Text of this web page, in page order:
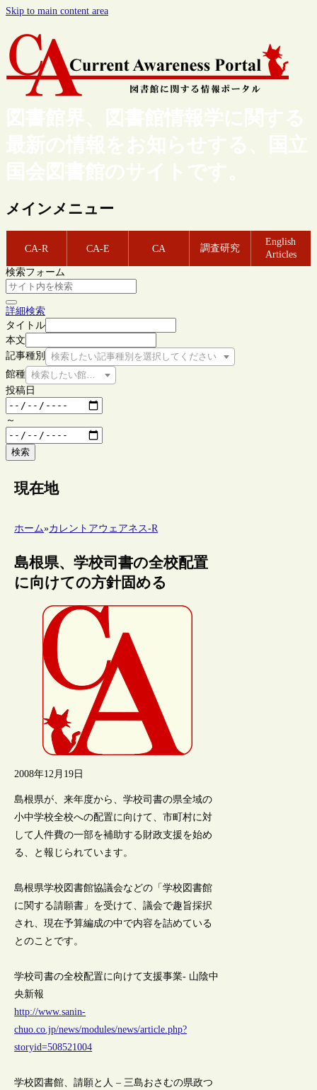
Skip to main content area
図書館界、図書館情報学に関する
最新の情報をお知らせする、国立
国会図書館のサイトです。
メインメニュー
CA-R CA-E CA 調査研究
English
Articles
検索フォーム
詳細検索
タイトル
本文
記事種別
検索したい記事種別を選択してください
館種 検索したい館種を選択してください
投稿日
～
検索
現在地
ホーム»カレントアウェアネス-R
島根県、学校司書の全校配置
に向けての方針固める
2008年12月19日
島根県が、来年度から、学校司書の県全域の
小中学校全校への配置に向けて、市町村に対
して人件費の一部を補助する財政支援を始め
る、と報じられています。
島根県学校図書館協議会などの「学校図書館
に関する請願書」を受けて、議会で趣旨採択
され、現在予算編成の中で内容を詰めている
とのことです。
学校司書の全校配置に向けて支援事業- 山陰中
央新報
http://www.sanin-
chuo.co.jp/news/modules/news/article.php?
storyid=508521004
学校図書館、請願と人 – 三島おさむの県政つ